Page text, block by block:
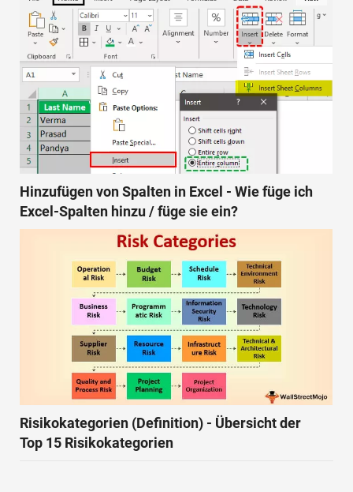
Hinzufügen von Spalten in Excel - Wie füge ich
Excel-Spalten hinzu / füge sie ein?
Risikokategorien (Definition) - Übersicht der
Top 15 Risikokategorien